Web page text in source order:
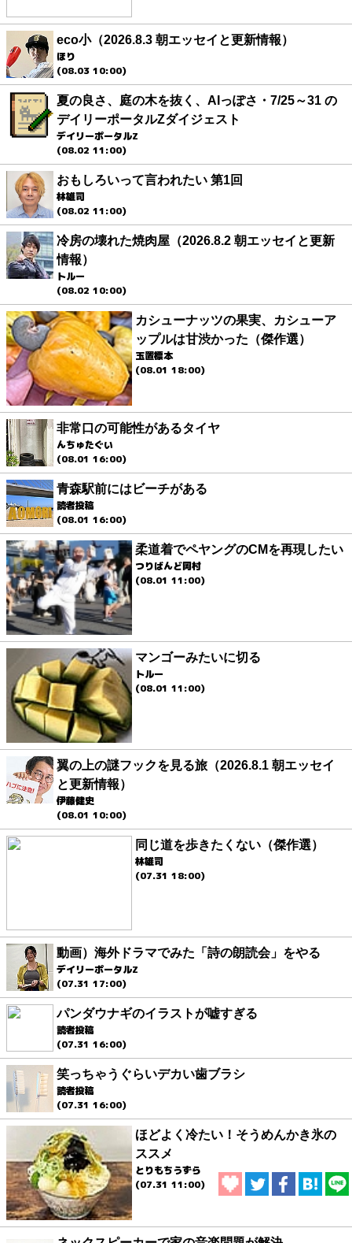
eco小（2026.8.3 朝エッセイと更新情報）
ほり
(08.03 10:00)
夏の良さ、庭の木を抜く、AIっぽさ・7/25～31 の
デイリーポータルZダイジェスト
デイリーポータルZ
(08.02 11:00)
おもしろいって言われたい 第1回
林雄司
(08.02 11:00)
冷房の壊れた焼肉屋（2026.8.2 朝エッセイと更新
情報）
トルー
(08.02 10:00)
カシューナッツの果実、カシューア
ップルは甘渋かった（傑作選）
玉置標本
(08.01 18:00)
非常口の可能性があるタイヤ
んちゅたぐい
(08.01 16:00)
青森駅前にはビーチがある
読者投稿
(08.01 16:00)
柔道着でペヤングのCMを再現したい
つりばんど岡村
(08.01 11:00)
マンゴーみたいに切る
トルー
(08.01 11:00)
翼の上の謎フックを見る旅（2026.8.1 朝エッセイ
と更新情報）
伊藤健史
(08.01 10:00)
同じ道を歩きたくない（傑作選）
林雄司
(07.31 18:00)
動画）海外ドラマでみた「詩の朗読会」をやる
デイリーポータルZ
(07.31 17:00)
パンダウナギのイラストが嘘すぎる
読者投稿
(07.31 16:00)
笑っちゃうぐらいデカい歯ブラシ
読者投稿
(07.31 16:00)
ほどよく冷たい！そうめんかき氷の
ススメ
とりもちうずら
(07.31 11:00)